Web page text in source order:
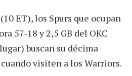
ET), los Spurs que ocupan
57-18 y 2,5 GB del OKC
buscan su décima
visiten a los Warriors.